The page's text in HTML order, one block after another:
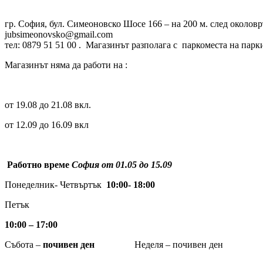
гр. София, бул. Симеоновско Шосе 166 – на 200 м. след
jubsimeonovsko@gmail.com
тел: 0879 51 51 00 . Магазинът разполага с паркоместа на
Магазинът няма да работи на :
от 19.08 до 21.08 вкл.
от 12.09 до 16.09 вкл
Работно време София от 01.05 до 15.09
Понеделник- Четвъртък 10:00- 18:00
Петък
10:00 – 17:00
Събота – почивен ден Неделя – почивен ден